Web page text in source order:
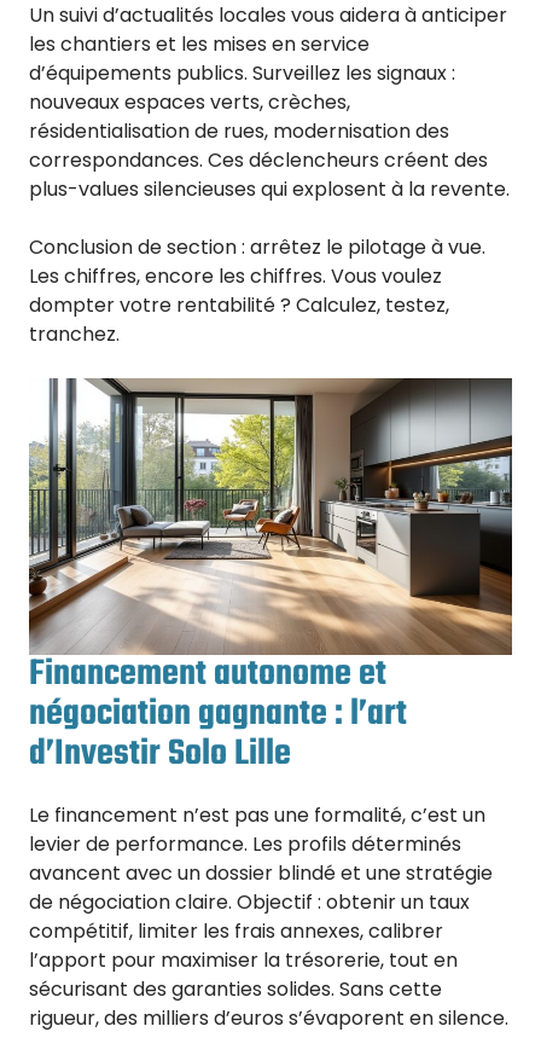
Un suivi d’actualités locales vous aidera à anticiper
les chantiers et les mises en service
d’équipements publics. Surveillez les signaux :
nouveaux espaces verts, crèches,
résidentialisation de rues, modernisation des
correspondances. Ces déclencheurs créent des
plus-values silencieuses qui explosent à la revente.
Conclusion de section : arrêtez le pilotage à vue.
Les chiffres, encore les chiffres. Vous voulez
dompter votre rentabilité ? Calculez, testez,
tranchez.
Financement autonome et
négociation gagnante : l’art
d’Investir Solo Lille
Le financement n’est pas une formalité, c’est un
levier de performance. Les profils déterminés
avancent avec un dossier blindé et une stratégie
de négociation claire. Objectif : obtenir un taux
compétitif, limiter les frais annexes, calibrer
l’apport pour maximiser la trésorerie, tout en
sécurisant des garanties solides. Sans cette
rigueur, des milliers d’euros s’évaporent en silence.